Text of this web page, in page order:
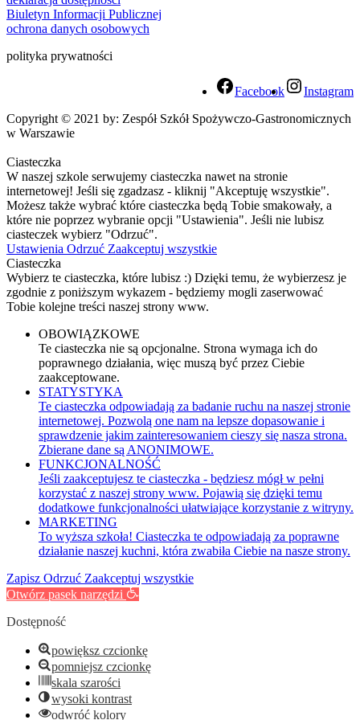
Biuletyn Informacji Publicznej
ochrona danych osobowych
polityka prywatności
Facebook
Instagram
Copyright © 2021 by: Zespół Szkół Spożywczo-Gastronomicznych
w Warszawie
Ciasteczka
W naszej szkole serwujemy ciasteczka nawet na stronie
internetowej! Jeśli się zgadzasz - kliknij "Akceptuję wszystkie".
Możesz także wybrać które ciasteczka będą Tobie smakowały, a
które nie poprzez wybranie opcji "Ustawienia". Jeśli nie lubisz
ciasteczek wybierz "Odrzuć".
Ustawienia Odrzuć Zaakceptuj wszystkie
Ciasteczka
Wybierz te ciasteczka, które lubisz :) Dzięki temu, że wybierzesz je
zgodnie z poniższym wykazem - będziemy mogli zaserwować
Tobie kolejne treści naszej strony www.
OBOWIĄZKOWE
Te ciasteczka nie są opcjonalne. Strona wymaga ich do
poprawnego działania, więc muszą być przez Ciebie
zaakceptowane.
STATYSTYKA
Te ciasteczka odpowiadają za badanie ruchu na naszej stronie
internetowej. Pozwolą one nam na lepsze dopasowanie i
sprawdzenie jakim zainteresowaniem cieszy się nasza strona.
Zbierane dane są ANONIMOWE.
FUNKCJONALNOŚĆ
Jeśli zaakceptujesz te ciasteczka - będziesz mógł w pełni
korzystać z naszej strony www. Pojawią się dzięki temu
dodatkowe funkcjonalności ułatwiające korzystanie z witryny.
MARKETING
To wyższa szkoła! Ciasteczka te odpowiadają za poprawne
działanie naszej kuchni, która zwabiła Ciebie na nasze strony.
Zapisz Odrzuć Zaakceptuj wszystkie
Otwórz pasek narzędzi
Dostępność
powiększ czcionkę
pomniejsz czcionkę
skala szarości
wysoki kontrast
odwróć kolory